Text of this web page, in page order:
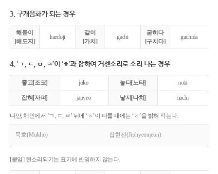
3. 구개음화가 되는 경우
해돋이
[해도지]
haedoji
같이
[가치]
gachi
굳히다
[구치다]
guchida
4. ‘ㄱ, ㄷ, ㅂ, ㅈ’이 ‘ㅎ’과 합하여 거센소리로 소리 나는 경우
좋고[조코] joko 놓다[노타] nota
잡혀[자펴] japyeo 낳지[나치] nachi
다만, 체언에서 ‘ㄱ, ㄷ, ㅂ’ 뒤에 ‘ㅎ’이 따를 때에는 ‘ㅎ’을 밝혀 적는다.
묵호(Mukho) 집현전(Jiphyeonjeon)
[붙임] 된소리되기는 표기에 반영하지 않는다.